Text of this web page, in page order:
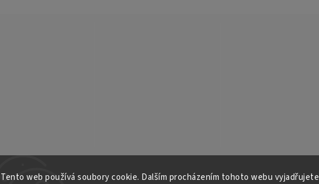
Tento web používá soubory cookie. Dalším procházením tohoto webu vyjadřujete